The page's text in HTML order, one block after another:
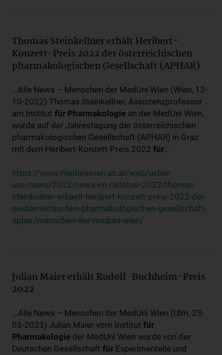
Thomas Steinkellner erhält Heribert-
Konzett-Preis 2022 der österreichischen
pharmakologischen Gesellschaft (APHAR)
...Alle News – Menschen der MedUni Wien (Wien, 12-
10-2022) Thomas Steinkellner, Assistenzprofessor
am Institut für Pharmakologie an der MedUni Wien,
wurde auf der Jahrestagung der österreichischen
pharmakologischen Gesellschaft (APHAR) in Graz
mit dem Heribert-Konzett-Preis 2022 für...
https://www.meduniwien.ac.at/web/ueber-
uns/news/2022/news-im-oktober-2022/thomas-
steinkellner-erhaelt-heribert-konzett-preis-2022-der-
oesterreichischen-pharmakologischen-gesellschaft-
aphar/menschen-der-meduni-wien/
Julian Maier erhält Rudolf-Buchheim-Preis
2022
...Alle News – Menschen der MedUni Wien (Ulm, 23-
03-2023) Julian Maier vom Institut für
Pharmakologie der MedUni Wien wurde von der
Deutschen Gesellschaft für Experimentelle und